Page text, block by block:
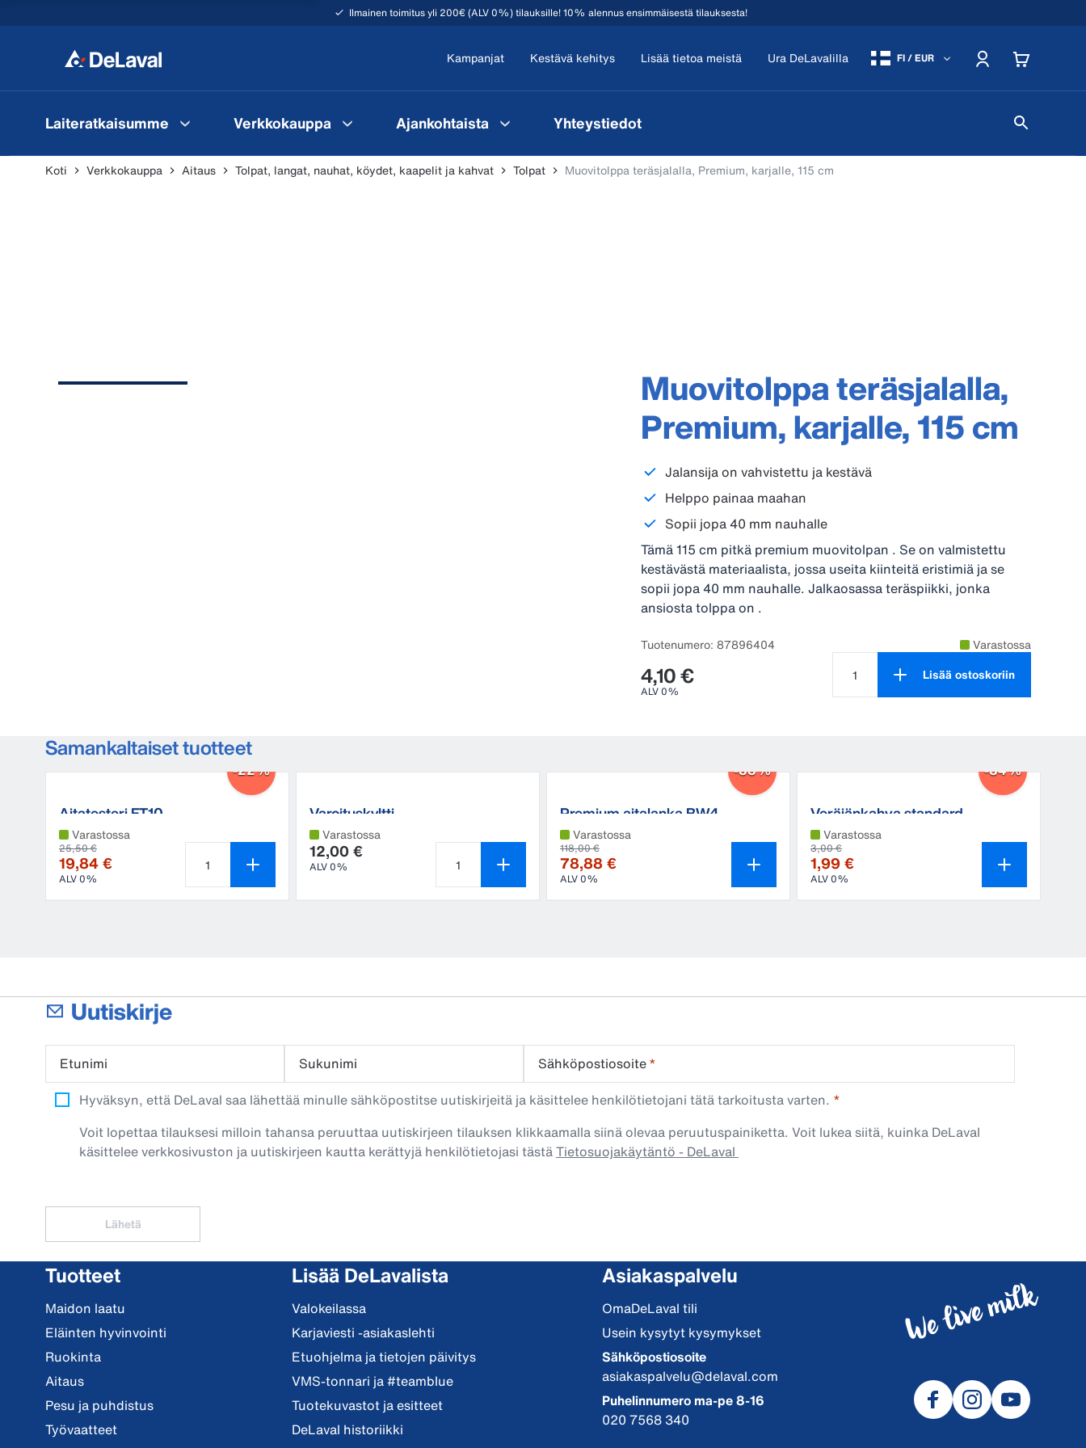
Ilmainen toimitus yli 200€ (ALV 0%) tilauksille! 10% alennus ensimmäisestä tilauksesta!
Kampanjat Kestävä kehitys Lisää tietoa meistä Ura DeLavalilla FI / EUR
Laiteratkaisumme Verkkokauppa Ajankohtaista Yhteystiedot
Koti Verkkokauppa Aitaus Tolpat, langat, nauhat, köydet, kaapelit ja kahvat Tolpat Muovitolppa teräsjalalla, Premium, karjalle, 115 cm
Muovitolppa teräsjalalla,
Premium, karjalle, 115 cm
Jalansija on vahvistettu ja kestävä
Helppo painaa maahan
Sopii jopa 40 mm nauhalle
Tämä 115 cm pitkä premium muovitolpan . Se on valmistettu
kestävästä materiaalista, jossa useita kiinteitä eristimiä ja se
sopii jopa 40 mm nauhalle. Jalkaosassa teräspiikki, jonka
ansiosta tolppa on .
Tuotenumero: 87896404 Varastossa
4,10 €
ALV 0%
Lisää ostoskoriin
Samankaltaiset tuotteet
-22%
Aitatesteri FT10
Varastossa
25,50 €
19,84 €
ALV 0%
Tuotteen määrä on 1
Varoituskyltti
Varastossa
12,00 €
ALV 0%
Tuotteen määrä on 1
-33%
Premium aitalanka BW4
Varastossa
118,00 €
78,88 €
ALV 0%
-34%
Veräjänkahva standard
Varastossa
3,00 €
1,99 €
ALV 0%
Uutiskirje
Etunimi Sukunimi Sähköpostiosoite*
Hyväksyn, että DeLaval saa lähettää minulle sähköpostitse uutiskirjeitä ja käsittelee henkilötietojani tätä tarkoitusta varten.
Voit lopettaa tilauksesi milloin tahansa peruuttaa uutiskirjeen tilauksen klikkaamalla siinä olevaa peruutuspainiketta. Voit lukea siitä, kuinka DeLaval
käsittelee verkkosivuston ja uutiskirjeen kautta kerättyjä henkilötietojasi tästäTietosuojakäytäntö - DeLaval
Lähetä
Tuotteet
Maidon laatu
Eläinten hyvinvointi
Ruokinta
Aitaus
Pesu ja puhdistus
Työvaatteet
Lisää DeLavalista
Valokeilassa
Karjaviesti -asiakaslehti
Etuohjelma ja tietojen päivitys
VMS-tonnari ja #teamblue
Tuotekuvastot ja esitteet
DeLaval historiikki
Asiakaspalvelu
OmaDeLaval tili
Usein kysytyt kysymykset
Sähköpostiosoite
asiakaspalvelu@delaval.com
Puhelinnumero ma-pe 8-16
020 7568 340